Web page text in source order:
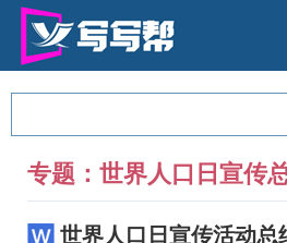
专题：世界人口日宣传
世界人口日宣传活动总